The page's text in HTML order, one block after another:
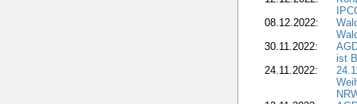
08.12.2022:
30.11.2022:
ist
24.11.2022: